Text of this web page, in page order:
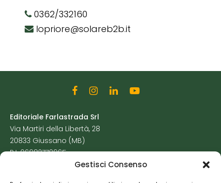
Gestisci Consenso
0362/332160
lopriore@solareb2b.it
Editoriale Farlastrada Srl
Via Martiri della Libertà, 28
20833 Giussano (MB)
P.I. 06982770965